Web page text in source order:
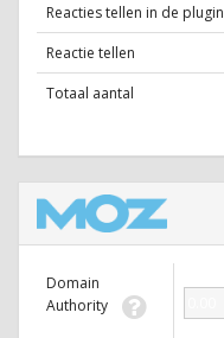
Reacties tellen in de plugin
Reactie tellen
Totaal aantal
Domain
Authority